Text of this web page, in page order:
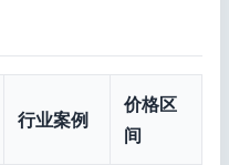
行业案例
价格区
间